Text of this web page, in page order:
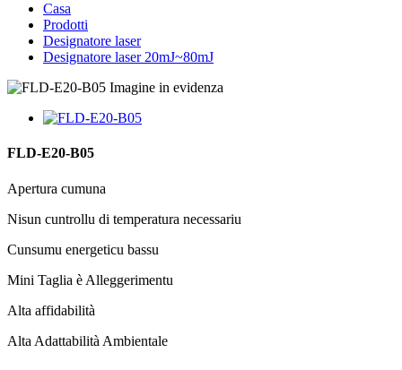
Casa
Prodotti
Designatore laser
Designatore laser 20mJ~80mJ
FLD-E20-B05
Apertura cumuna
Nisun cuntrollu di temperatura necessariu
Cunsumu energeticu bassu
Mini Taglia è Alleggerimentu
Alta affidabilità
Alta Adattabilità Ambientale